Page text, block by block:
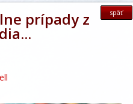
späť
prípady z